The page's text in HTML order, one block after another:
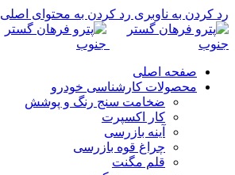
رد کردن به ناوبری رد کردن به محتوای اصلی
صفحه اصلی
محصولات کارشناسی خودرو
ضخامت سنج رنگ و پوشش
کار اکسپرت
آینه بازرسی
چراغ قوه بازرسی
قلم مگنت